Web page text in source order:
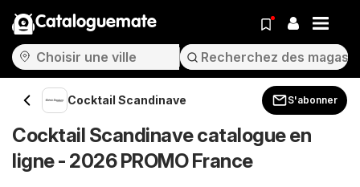
Cataloguemate
Cocktail Scandinave S'abonner
Cocktail Scandinave catalogue en
ligne - 2026 PROMO France